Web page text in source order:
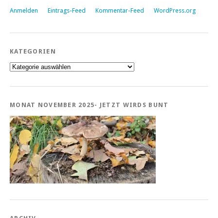
Anmelden Eintrags-Feed Kommentar-Feed WordPress.org
KATEGORIEN
Kategorien
MONAT NOVEMBER 2025- JETZT WIRDS BUNT